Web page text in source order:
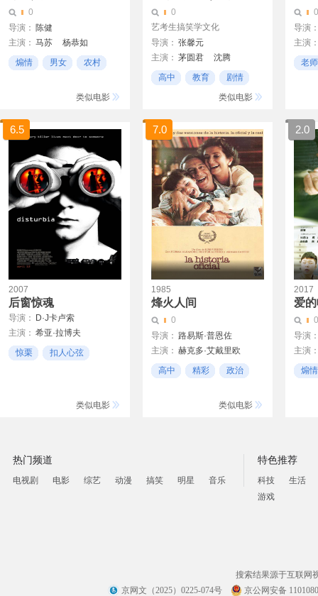
0
导演： 陈健
主演： 马苏
杨恭如
郑昊
张妍
陆诗雨
煽情 男女 农村
类似电影
0
艺考生搞笑学文化
导演： 张馨元
主演： 茅圆君
沈腾
李璐茜
墨阳
高中 教育
剧情
类似电影
0
导演
Ryan
主演
安东老师
6.5
2007
后窗惊魂
导演：
D·J卡卢索
主演： 希亚·拉博夫
萨拉·罗默尔
惊栗
扣人心弦
类似电影
7.0
1985
烽火人间
0
导演： 路易斯·普恩佐
主演： 赫克多·艾戴里欧
诺玛·阿莱昂德罗
高中 精彩 政治
类似电影
2.0
2017
爱
0
导演
主演
奚美煽情
热门频道
电视剧 电影 综艺 动漫 搞笑 明星 音乐
特色推荐
科技
生活
游戏
搜索结果源于互联网
京网文（2025）0225-074号
京公网安备